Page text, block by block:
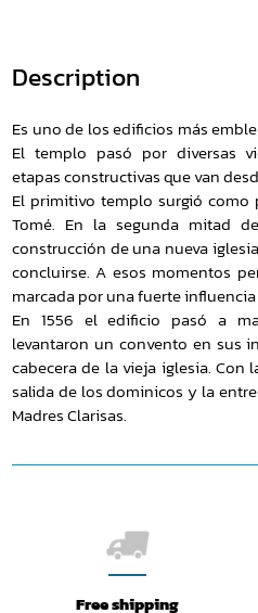
Description
Es uno de los edificios más
El templo pasó por diversas
etapas constructivas que van
El primitivo templo surgió como
Tomé. En la segunda mitad
construcción de una nueva
concluirse. A esos momentos
marcada por una fuerte
En 1556 el edificio pasó a
levantaron un convento en sus
cabecera de la vieja iglesia. Con
salida de los dominicos y la
Madres Clarisas.
Free shipping